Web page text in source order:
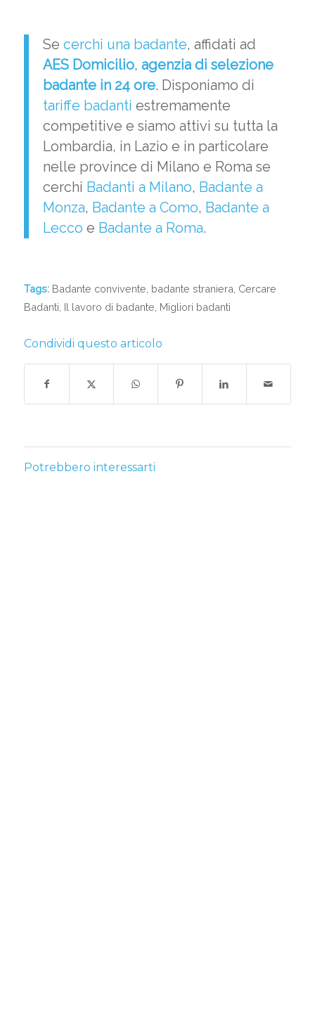
Se cerchi una badante, affidati ad
AES Domicilio, agenzia di selezione
badantein 24 ore. Disponiamo di
tariffe badanti estremamente
competitive e siamo attivi su tutta la
Lombardia, in Lazio e in particolare
nelle province di Milano e Roma se
cerchi Badanti a Milano, Badante a
Monza, Badante a Como, Badante a
Lecco e Badante a Roma.
Tags: Badante convivente badante straniera Cercare
Badanti Il lavoro di badante Migliori badanti
Condividi questo articolo
Potrebbero interessarti